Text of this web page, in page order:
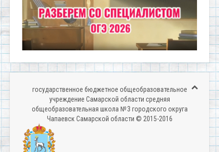
государственное бюджетное общеобразовательное
учреждение Самарской области средняя
общеобразовательная школа № 3 городского округа
Чапаевск Самарской области © 2015-2016